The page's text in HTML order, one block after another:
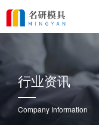
行业资讯
Company Information